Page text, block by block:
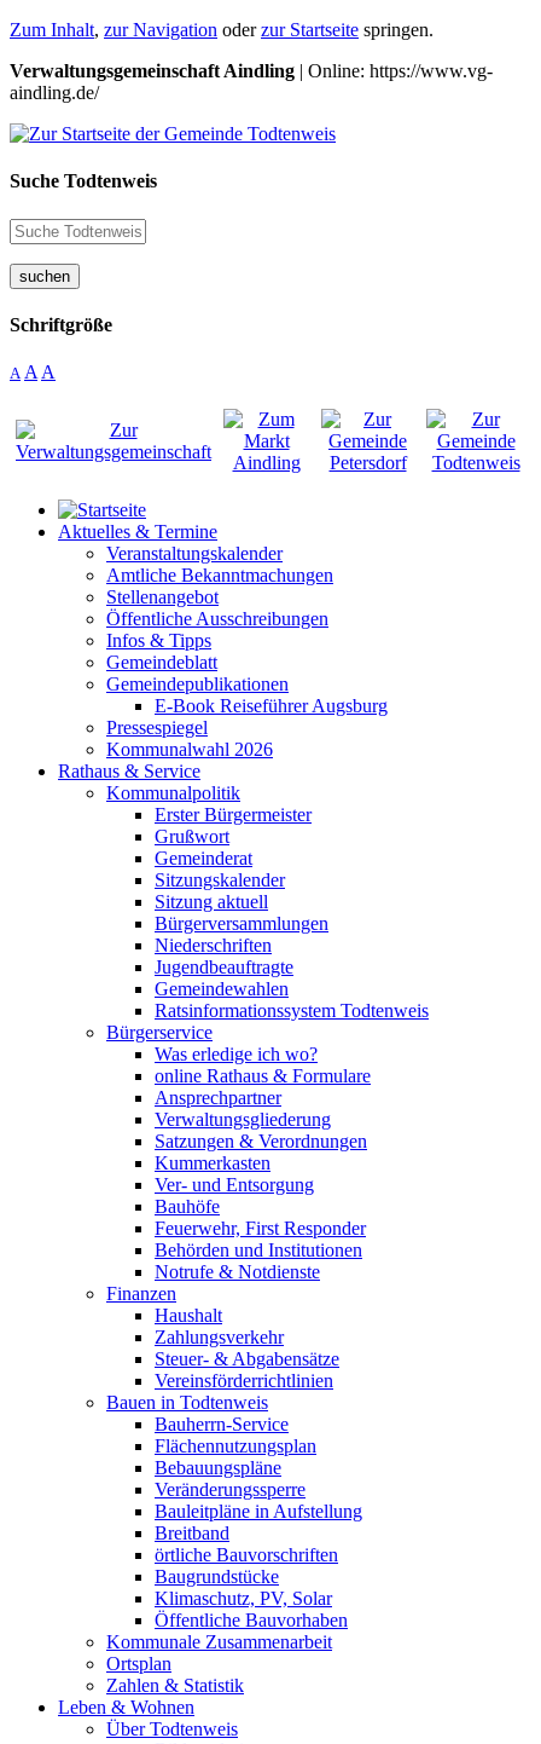
Zum Inhalt, zur Navigation oderzur Startseite springen.
Verwaltungsgemeinschaft Aindling | Online: https://www.vg-
aindling.de/
Suche Todtenweis
suchen
Schriftgröße
A A A
Aktuelles & Termine
Veranstaltungskalender
Amtliche Bekanntmachungen
Stellenangebot
Öffentliche Ausschreibungen
Infos & Tipps
Gemeindeblatt
Gemeindepublikationen
E-Book Reiseführer Augsburg
Pressespiegel
Kommunalwahl 2026
Rathaus & Service
Kommunalpolitik
Erster Bürgermeister
Grußwort
Gemeinderat
Sitzungskalender
Sitzung aktuell
Bürgerversammlungen
Niederschriften
Jugendbeauftragte
Gemeindewahlen
Ratsinformationssystem Todtenweis
Bürgerservice
Was erledige ich wo?
online Rathaus & Formulare
Ansprechpartner
Verwaltungsgliederung
Satzungen & Verordnungen
Kummerkasten
Ver- und Entsorgung
Bauhöfe
Feuerwehr, First Responder
Behörden und Institutionen
Notrufe & Notdienste
Finanzen
Haushalt
Zahlungsverkehr
Steuer- & Abgabensätze
Vereinsförderrichtlinien
Bauen in Todtenweis
Bauherrn-Service
Flächennutzungsplan
Bebauungspläne
Veränderungssperre
Bauleitpläne in Aufstellung
Breitband
örtliche Bauvorschriften
Baugrundstücke
Klimaschutz, PV, Solar
Öffentliche Bauvorhaben
Kommunale Zusammenarbeit
Ortsplan
Zahlen & Statistik
Leben & Wohnen
Über Todtenweis